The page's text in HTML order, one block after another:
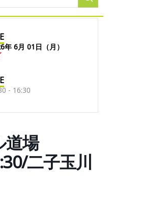
年 6月 01日（月）
- 16:30
道場
二子玉川